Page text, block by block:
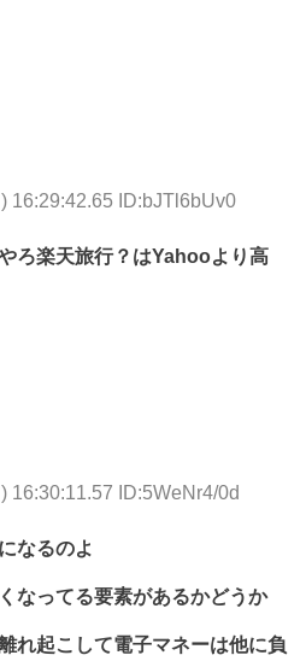
16:29:42.65 ID:bJTl6bUv0
ろ楽天旅行？はYahooより高
16:30:11.57 ID:5WeNr4/0d
なるのよ
なってる要素があるかどうか
れ起こして電子マネーは他に負